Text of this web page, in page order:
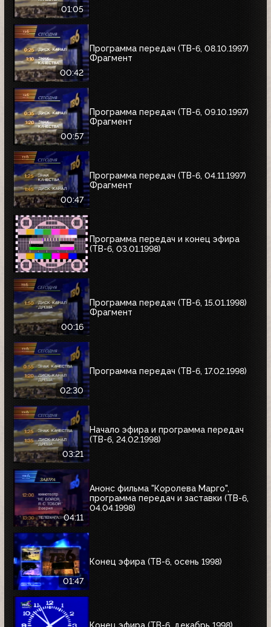
01:05
00:42
Программа передач (ТВ-6, 08.10.1997)
Фрагмент
00:57
Программа передач (ТВ-6, 09.10.1997)
Фрагмент
00:47
Программа передач (ТВ-6, 04.11.1997)
Фрагмент
Программа передач и конец эфира
(ТВ-6, 03.01.1998)
00:16
Программа передач (ТВ-6, 15.01.1998)
Фрагмент
02:30
Программа передач (ТВ-6, 17.02.1998)
03:21
Начало эфира и программа передач
(ТВ-6, 24.02.1998)
04:11
Анонс фильма "Королева Марго",
программа передач и заставки (ТВ-6,
04.04.1998)
01:47
Конец эфира (ТВ-6, осень 1998)
Конец эфира (ТВ-6, декабрь 1998)